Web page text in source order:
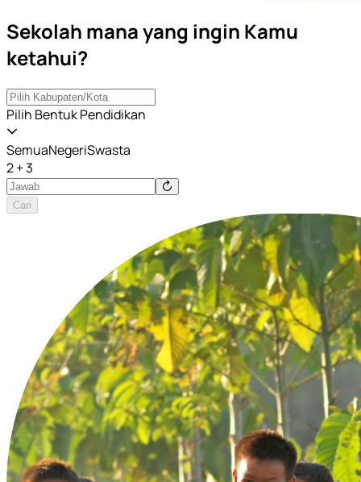
Sekolah mana yang ingin Kamu
ketahui?
Pilih Bentuk Pendidikan
SemuaNegeriSwasta
2 + 3
Cari